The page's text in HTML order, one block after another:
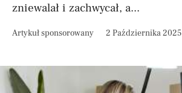
zniewalał i zachwycał, a...
Artykuł sponsorowany 2 Października 2025